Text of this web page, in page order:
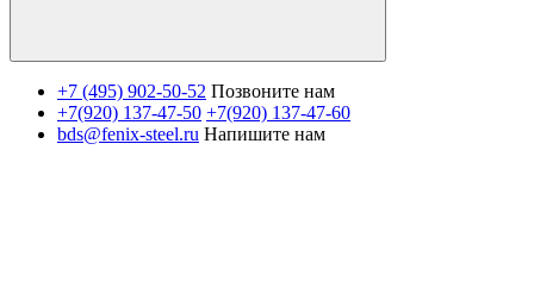
+7 (495) 902-50-52 Позвоните нам
+7(920) 137-47-50 +7(920) 137-47-60
bds@fenix-steel.ru Напишите нам